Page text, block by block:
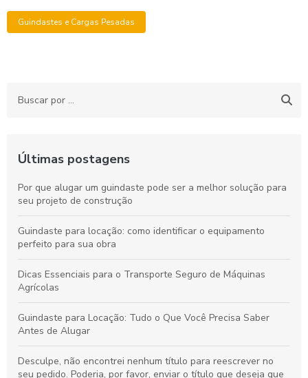
Guindastes e Cargas Pesadas
Últimas postagens
Por que alugar um guindaste pode ser a melhor solução para
seu projeto de construção
Guindaste para locação: como identificar o equipamento
perfeito para sua obra
Dicas Essenciais para o Transporte Seguro de Máquinas
Agrícolas
Guindaste para Locação: Tudo o Que Você Precisa Saber
Antes de Alugar
Desculpe, não encontrei nenhum título para reescrever no
seu pedido. Poderia, por favor, enviar o título que deseja que